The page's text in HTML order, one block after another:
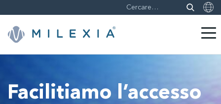
content
Facilitiamo l’accesso